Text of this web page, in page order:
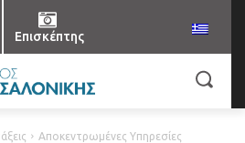
Επισκέπτης
Αποκεντρωμένες Υπηρεσίες